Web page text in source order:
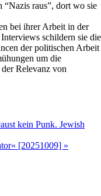
raus”, dort wo sie
bei ihrer Arbeit in der
schildern sie die
der politischen Arbeit
um die
Relevanz von
kein Punk. Jewish
[20251009] »